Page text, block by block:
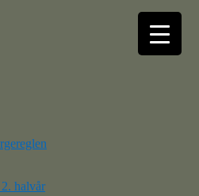
Solrød
halvår